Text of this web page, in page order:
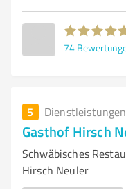
74
5 Dienstleistungen
Gasthof Hirsch
Schwäbisches
Hirsch Neuler